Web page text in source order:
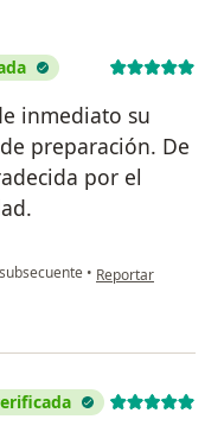
inmediato su
preparación. De
por el
• en opinión del
Reportar